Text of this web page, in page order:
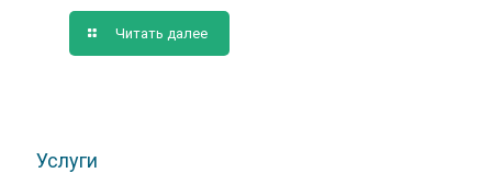
Читать далее
Услуги